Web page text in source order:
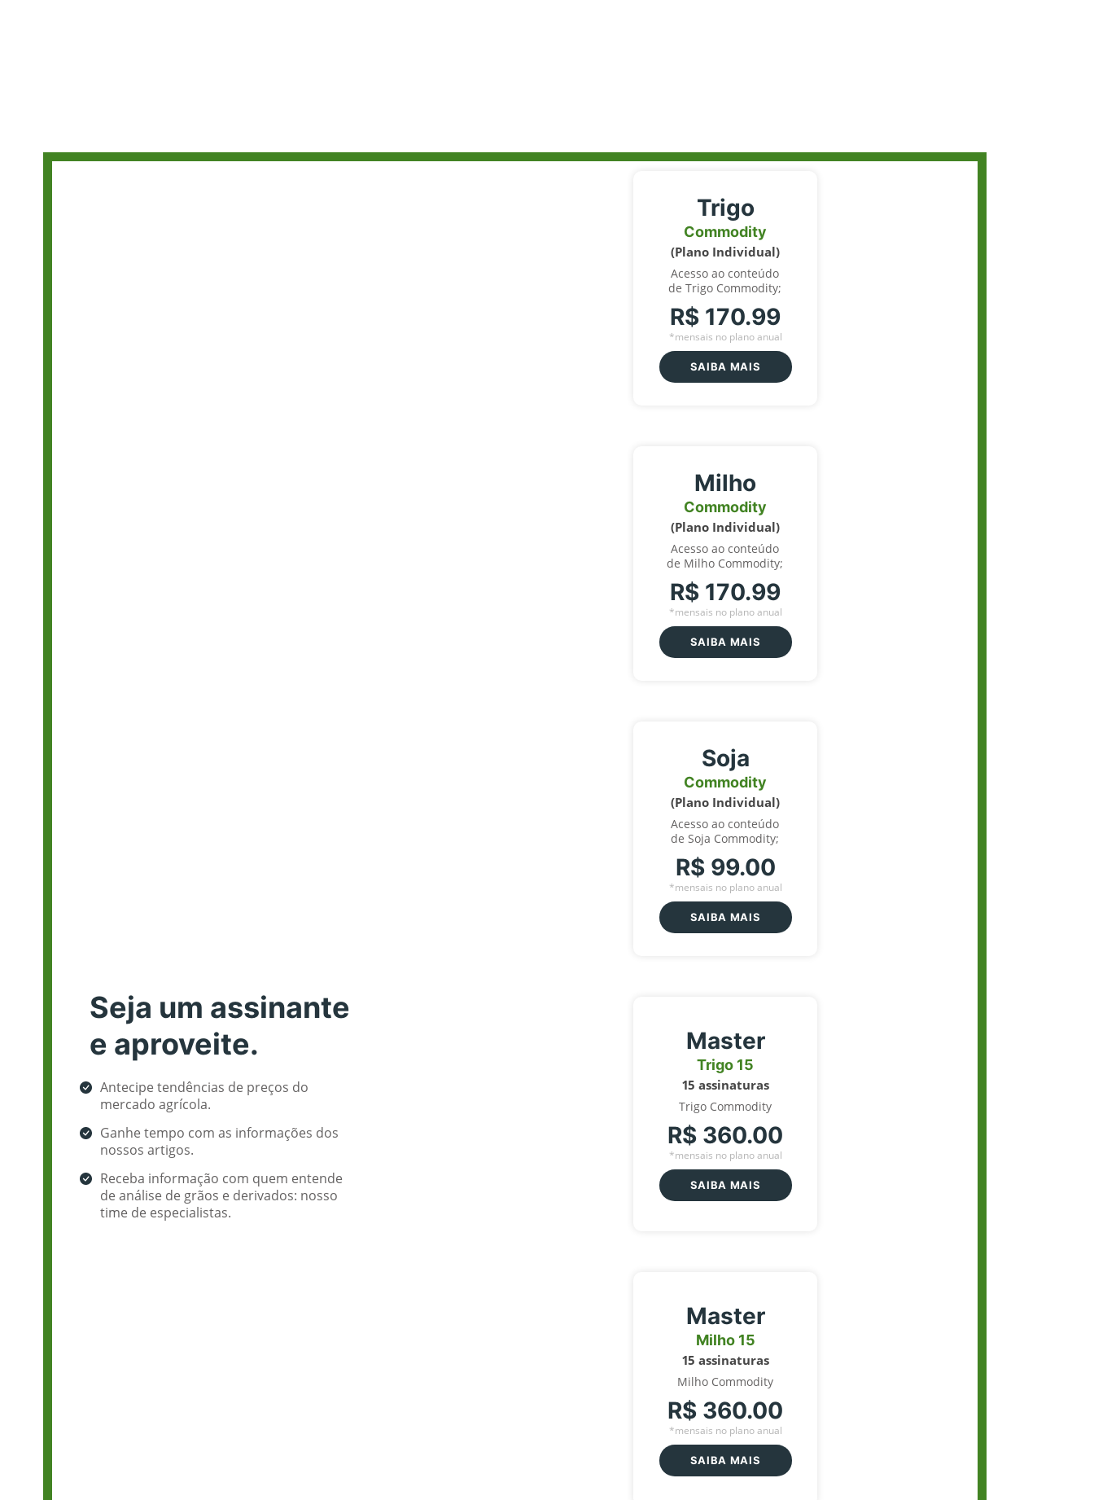
Seja um assinante
e aproveite.
Antecipe tendências de preços do
mercado agrícola.
Ganhe tempo com as informações dos
nossos artigos.
Receba informação com quem entende
de análise de grãos e derivados: nosso
time de especialistas.
Trigo
Commodity
(Plano Individual)
Acesso ao conteúdo
de Trigo Commodity;
R$ 170.99
*mensais no plano anual
SAIBA MAIS
Milho
Commodity
(Plano Individual)
Acesso ao conteúdo
de Milho Commodity;
R$ 170.99
*mensais no plano anual
SAIBA MAIS
Soja
Commodity
(Plano Individual)
Acesso ao conteúdo
de Soja Commodity;
R$ 99.00
*mensais no plano anual
SAIBA MAIS
Master
Trigo 15
15 assinaturas
Trigo Commodity
R$ 360.00
*mensais no plano anual
SAIBA MAIS
Master
Milho 15
15 assinaturas
Milho Commodity
R$ 360.00
*mensais no plano anual
SAIBA MAIS